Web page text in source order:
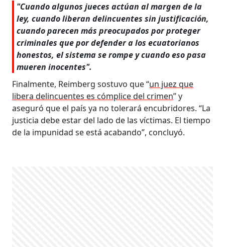
"Cuando algunos jueces actúan al margen de la
ley, cuando liberan delincuentes sin justificación,
cuando parecen más preocupados por proteger
criminales que por defender a los ecuatorianos
honestos, el sistema se rompe y cuando eso pasa
mueren inocentes".
Finalmente, Reimberg sostuvo que “un juez que
libera delincuentes es cómplice del crimen” y
aseguró que el país ya no tolerará encubridores. “La
justicia debe estar del lado de las víctimas. El tiempo
de la impunidad se está acabando”, concluyó.